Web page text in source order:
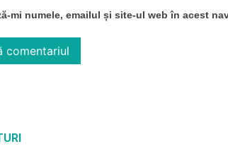
mi numele, emailul și site-ul web în acest